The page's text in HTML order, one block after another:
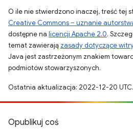
O ile nie stwierdzono inaczej, treść tej
Creative Commons – uznanie
dostępne na licencji Apache 2.0.
temat zawierają zasady dotyczące
Java jest zastrzeżonym znakiem
podmiotów stowarzyszonych.
Ostatnia aktualizacja: 2022-12-20 UTC.
Opublikuj coś